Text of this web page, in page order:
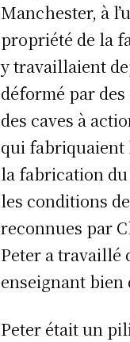
Manchester, à
propriété de la
y travaillaient
déformé par
des caves à
qui fabriquaient
la fabrication
les conditions
reconnues par
Peter a travaillé
enseignant bien
Peter était un